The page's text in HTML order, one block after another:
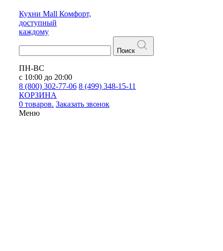
Кухни Mall Комфорт,
доступный
каждому
Поиск
ПН-ВС
с 10:00 до 20:00
8 (800) 302-77-06 8 (499) 348-15-11
КОРЗИНА
0 товаров. Заказать звонок
Меню